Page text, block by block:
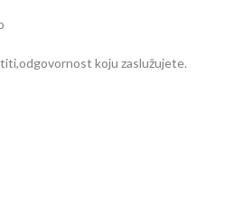
odgovornost koju zaslužujete.